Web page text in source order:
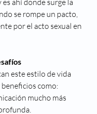
ahí donde surge la
se rompe un pacto,
por el acto sexual en
este estilo de vida
como:
mucho más